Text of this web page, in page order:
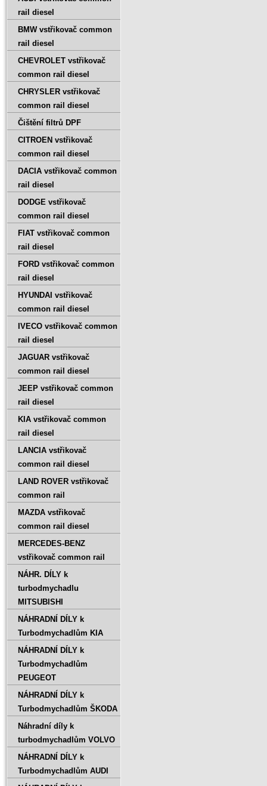
rail diesel
BMW vstřikovač common
rail diesel
CHEVROLET vstřikovač
common rail diesel
CHRYSLER vstřikovač
common rail diesel
Čištění filtrů DPF
CITROEN vstřikovač
common rail diesel
DACIA vstřikovač common
rail diesel
DODGE vstřikovač
common rail diesel
FIAT vstřikovač common
rail diesel
FORD vstřikovač common
rail diesel
HYUNDAI vstřikovač
common rail diesel
IVECO vstřikovač common
rail diesel
JAGUAR vstřikovač
common rail diesel
JEEP vstřikovač common
rail diesel
KIA vstřikovač common
rail diesel
LANCIA vstřikovač
common rail diesel
LAND ROVER vstřikovač
common rail
MAZDA vstřikovač
common rail diesel
MERCEDES-BENZ
vstřikovač common rail
NÁHR. DÍLY k
turbodmychadlu
MITSUBISHI
NÁHRADNÍ DÍLY k
Turbodmychadlům KIA
NÁHRADNÍ DÍLY k
Turbodmychadlům
PEUGEOT
NÁHRADNÍ DÍLY k
Turbodmychadlům ŠKODA
Náhradní díly k
turbodmychadlům VOLVO
NÁHRADNÍ DÍLY k
Turbodmychadlům AUDI